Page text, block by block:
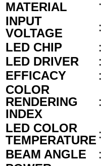
MATERIAL
INPUT
VOLTAGE
:
LED CHIP
:
LED DRIVER
:
EFFICACY
:
COLOR
RENDERING
INDEX
:
LED COLOR
TEMPERATURE :
BEAM ANGLE
: